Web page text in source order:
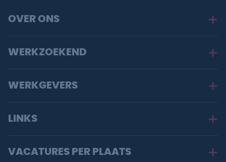
OVER ONS
WERKZOEKEND
WERKGEVERS
LINKS
VACATURES PER PLAATS